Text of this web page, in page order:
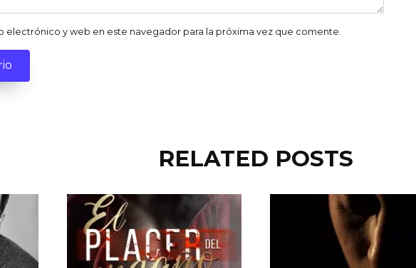
electrónico y web en este navegador para la próxima vez que comente.
RELATED POSTS